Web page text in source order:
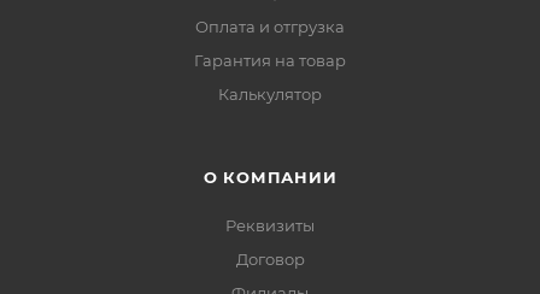
Оплата и отгрузка
Гарантия на товар
Калькулятор
О КОМПАНИИ
Реквизиты
Договор